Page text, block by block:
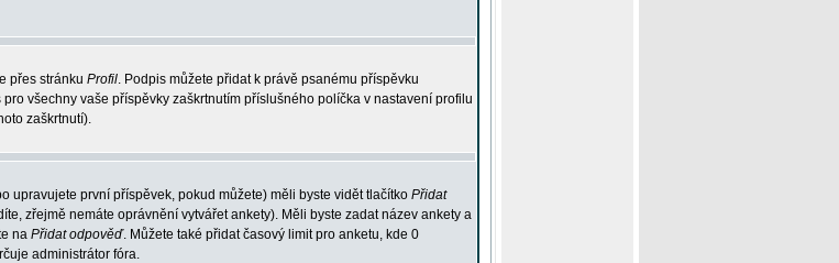
přes stránku Profil. Podpis můžete přidat k právě psanému příspěvku
všechny vaše příspěvky zaškrtnutím příslušného políčka v nastavení profilu
zaškrtnutí).
upravujete první příspěvek, pokud můžete) měli byste vidět tlačítko Přidat
zřejmě nemáte oprávnění vytvářet ankety). Měli byste zadat název ankety a
na Přidat odpověď. Můžete také přidat časový limit pro anketu, kde 0
administrátor fóra.